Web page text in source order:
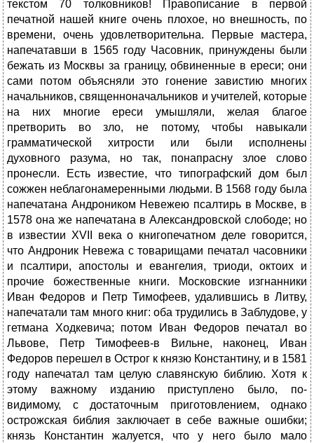
текстом 70 толковников! Правописание в первой
печатной нашей книге очень плохое, но внешность, по
времени, очень удовлетворительна. Первые мастера,
напечатавши в 1565 году Часовник, принуждены были
бежать из Москвы за границу, обвиненные в ереси; они
сами потом объясняли это гонение завистию многих
начальников, священноначальников и учителей, которые
на них многие ереси умышляли, желая благое
претворить во зло, не потому, чтобы навыкали
грамматической хитрости или были исполнены
духовного разума, но так, понапрасну злое слово
пронесли. Есть известие, что типографский дом был
сожжен неблагонамеренными людьми. В 1568 году была
напечатана Андроником Невежею псалтирь в Москве, в
1578 она же напечатана в Александровской слободе; но
в известии XVII века о книгопечатном деле говорится,
что Андроник Невежа с товарищами печатал часовники
и псалтири, апостолы и евангелия, триоди, октоих и
прочие божественные книги. Московские изгнанники
Иван Федоров и Петр Тимофеев, удалившись в Литву,
напечатали там много книг: оба трудились в Заблудове, у
гетмана Ходкевича; потом Иван Федоров печатал во
Львове, Петр Тимофеев-в Вильне, наконец, Иван
Федоров перешел в Острог к князю Константину, и в 1581
году напечатал там целую славянскую библию. Хотя к
этому важному изданию приступлено было, по-
видимому, с достаточным приготовлением, однако
острожская библия заключает в себе важные ошибки;
князь Константин жалуется, что у него было мало